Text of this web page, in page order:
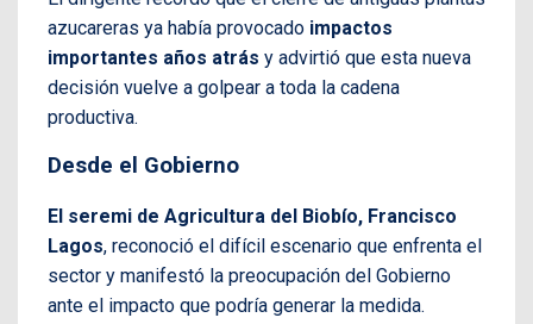
azucareras ya había provocado impactos
importantes años atrás y advirtió que esta nueva
decisión vuelve a golpear a toda la cadena
productiva.
Desde el Gobierno
El seremi de Agricultura del Biobío, Francisco
Lagos, reconoció el difícil escenario que enfrenta el
sector y manifestó la preocupación del Gobierno
ante el impacto que podría generar la medida.